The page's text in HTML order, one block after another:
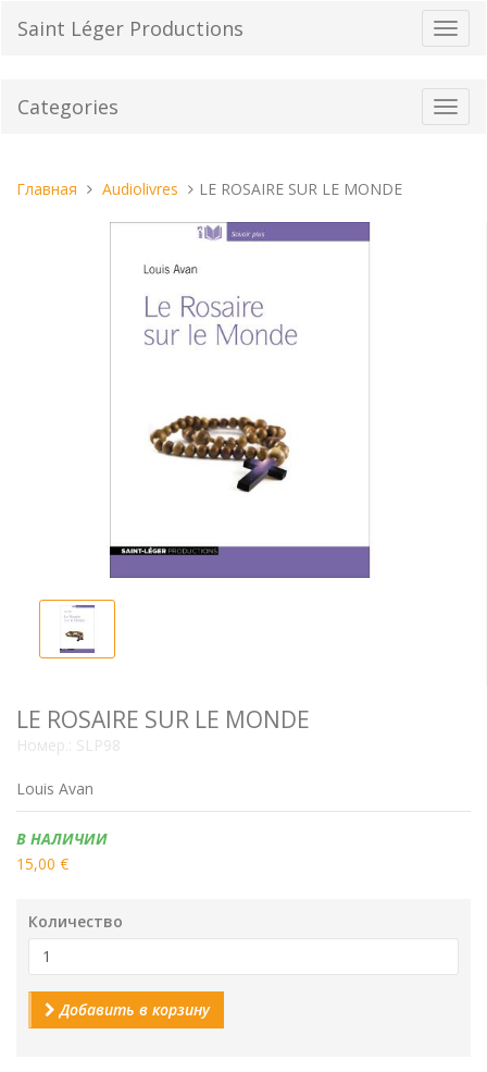
Saint Léger Productions
Categories
Вы
Главная Audiolivres LE ROSAIRE SUR LE MONDE
LE ROSAIRE SUR LE MONDE
Номер.: SLP98
Louis Avan
Наличие:
В НАЛИЧИИ
15,00 €
Количество
Добавить в корзину